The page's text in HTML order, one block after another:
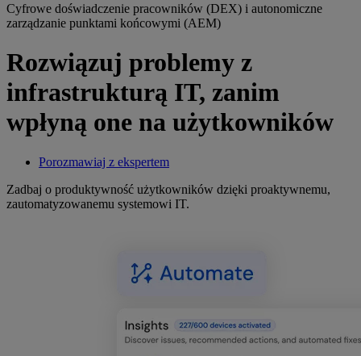
Cyfrowe doświadczenie pracowników (DEX) i autonomiczne
zarządzanie punktami końcowymi (AEM)
Rozwiązuj problemy z
infrastrukturą IT, zanim
wpłyną one na użytkowników
Porozmawiaj z ekspertem
Zadbaj o produktywność użytkowników dzięki proaktywnemu,
zautomatyzowanemu systemowi IT.